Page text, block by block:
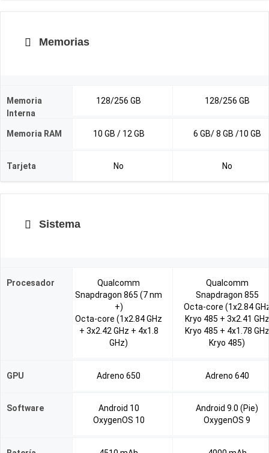
Memorias
Memoria
Interna
128/256 GB 128/256 GB
Memoria RAM 10 GB / 12 GB 6 GB/ 8 GB /10 GB
Tarjeta No No
Sistema
Procesador
Qualcomm
Snapdragon 865 (7 nm
+)
Octa-core (1x2.84 GHz
+ 3x2.42 GHz + 4x1.8
GHz)
Qualcomm
Snapdragon 855
Octa-core (1x2.84
Kryo 485 + 3x2.41 GHz
Kryo 485 + 4x1.78 GHz
Kryo 485)
GPU Adreno 650 Adreno 640
Software
Android 10
OxygenOS 10
Android 9.0 (Pie)
OxygenOS 9